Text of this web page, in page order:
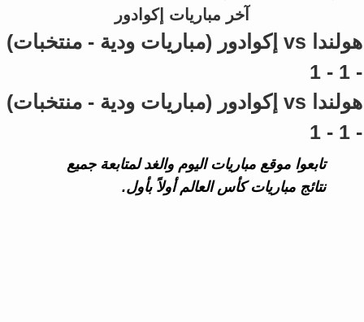
آخر مباريات إكوادور
هولندا vs إكوادور (مباريات ودية - منتخبات)
- 1 - 1
هولندا vs إكوادور (مباريات ودية - منتخبات)
- 1 - 1
تابعوا موقع مباريات اليوم والغد لمتابعة جميع
نتائج مباريات كأس العالم أولاً بأول.